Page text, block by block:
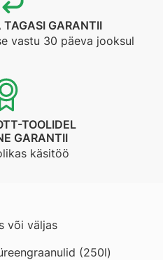
GARANTII
vastu 30 päeva jooksul
TOOLIDEL
GARANTII
käsitöö
või väljas
(250l)